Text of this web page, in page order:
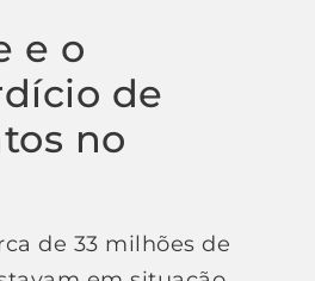
e o
de
no
de 33 milhões de